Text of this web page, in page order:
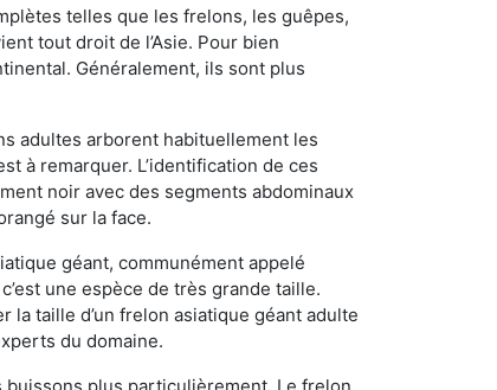
telles que les frelons, les guêpes,
tout droit de l’Asie. Pour bien
Généralement, ils sont plus
adultes arborent habituellement les
à remarquer. L’identification de ces
noir avec des segments abdominaux
sur la face.
géant, communément appelé
c’est une espèce de très grande taille.
la taille d’un frelon asiatique géant adulte
du domaine.